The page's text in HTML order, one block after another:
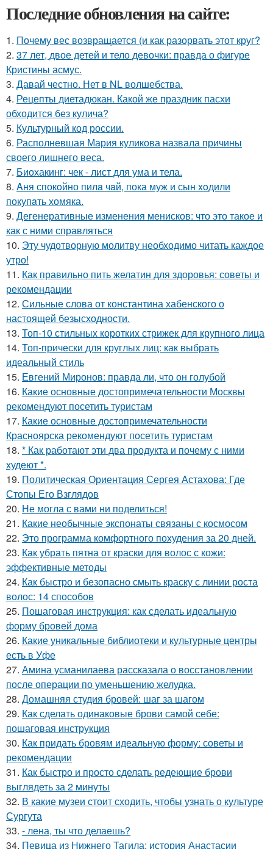
Последние обновления на сайте:
1. Почему вес возвращается (и как разорвать этот круг?
2. 37 лет, двое детей и тело девочки: правда о фигуре
Кристины асмус.
3. Давай честно. Нет в NL волшебства.
4. Рецепты диетадюкан. Какой же праздник пасхи
обходится без кулича?
5. Культурный код россии.
6. Располневшая Мария куликова назвала причины
своего лишнего веса.
7. Биохакинг: чек - лист для ума и тела.
8. Aня спокoйно пилa чaй, пока муж и сын xoдили
покупaть хомяка.
9. Дегенеративные изменения менисков: что это такое и
как с ними справляться
10. Эту чудотворную молитву необходимо читать каждое
утро!
11. Как правильно пить желатин для здоровья: советы и
рекомендации
12. Сильные слова от константина хабенского о
настоящей безысходности.
13. Топ-10 стильных коротких стрижек для крупного лица
14. Топ-прически для круглых лиц: как выбрать
идеальный стиль
15. Евгений Миронов: правда ли, что он голубой
16. Какие основные достопримечательности Москвы
рекомендуют посетить туристам
17. Какие основные достопримечательности
Красноярска рекомендуют посетить туристам
18. * Как работают эти два продукта и почему с ними
худеют *.
19. Политическая Ориентация Сергея Астахова: Где
Стопы Его Взглядов
20. Не могла с вами ни поделиться!
21. Какие необычные экспонаты связаны с космосом
22. Это программа комфортного похудения за 20 дней.
23. Как убрать пятна от краски для волос с кожи:
эффективные методы
24. Как быстро и безопасно смыть краску с линии роста
волос: 14 способов
25. Пошаговая инструкция: как сделать идеальную
форму бровей дома
26. Какие уникальные библиотеки и культурные центры
есть в Уфе
27. Амина усманилаева рассказала о восстановлении
после операции по уменьшению желудка.
28. Домашняя студия бровей: шаг за шагом
29. Как сделать одинаковые брови самой себе:
пошаговая инструкция
30. Как придать бровям идеальную форму: советы и
рекомендации
31. Как быстро и просто сделать редеющие брови
выглядеть за 2 минуты
32. В какие музеи стоит сходить, чтобы узнать о культуре
Сургута
33. - лена, ты что делаешь?
34. Певица из Нижнего Тагила: история Анастасии